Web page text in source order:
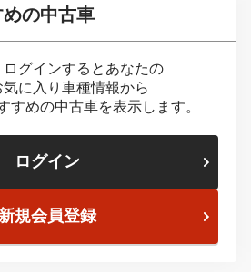
の中古車
グインするとあなたの
に入り車種情報から
すめの中古車を表示します。
ログイン
規会員登録